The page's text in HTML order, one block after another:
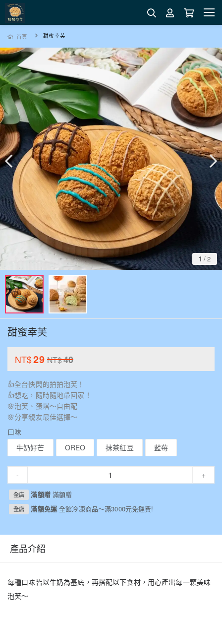
首頁 甜蜜幸芙
1 /2
甜蜜幸芙
NT$29 NT$40
👍全台快閃的拍拍泡芙！
👍想吃，隨時隨地帶回家！
🌸泡芙、蛋塔～自由配
🌸分享親友最佳選擇～
口味
牛奶好芒
OREO 抹茶紅豆 藍莓
- +
全店 滿額贈 滿額贈
全店 滿額免運全館冷凍商品～滿3000元免運費!
產品介紹
每種口味皆以牛奶為基底，再搭配以下食材，用心產出每一顆美味
泡芙～